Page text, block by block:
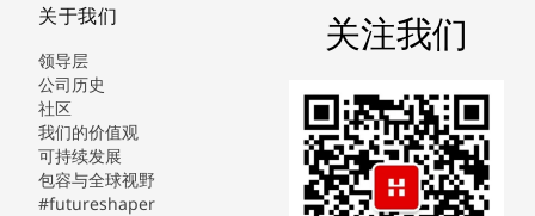
关于我们
领导层
公司历史
社区
我们的价值观
可持续发展
包容与全球视野
#futureshaper
关注我们